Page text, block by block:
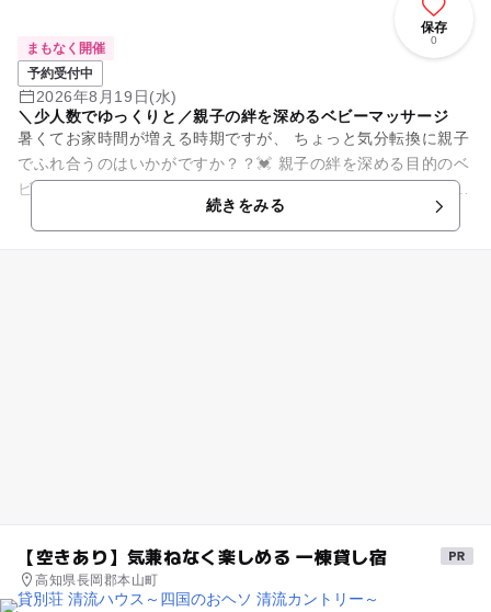
保存
0
まもなく開催
予約受付中
2026年8月19日(水)
＼少人数でゆっくりと／親子の絆を深めるベビーマッサージ
暑くてお家時間が増える時期ですが、 ちょっと気分転換に親子
でふれ合うのはいかがですか？？💓 親子の絆を深める目的のベ
ビーマッサージは、 ふれ合う中で情緒的にも影響があります。
続きをみる
【空きあり】気兼ねなく楽しめる 一棟貸し宿
高知県長岡郡本山町